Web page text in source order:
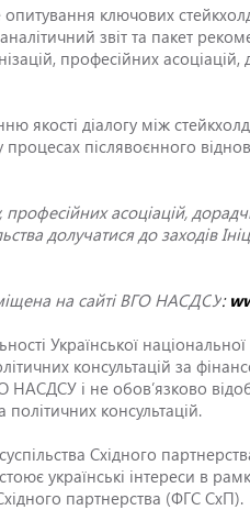
ключових
звіт та пакет
професійних асоціацій,
якості діалогу між
післявоєнного
асоціацій,
долучатися до заходів
на сайті ВГО НАСДСУ:
Української
консультацій за
НАСДСУ і не обов’язково
консультацій.
Східного
українські інтереси в
партнерства (ФГС СхП).